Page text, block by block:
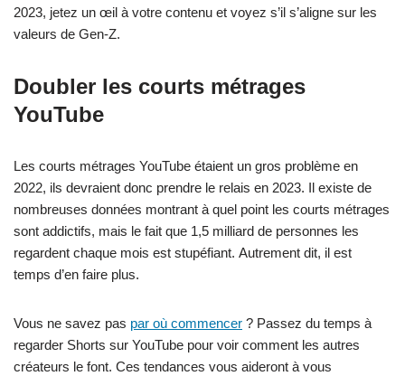
2023, jetez un œil à votre contenu et voyez s’il s’aligne sur les
valeurs de Gen-Z.
Doubler les courts métrages
YouTube
Les courts métrages YouTube étaient un gros problème en
2022, ils devraient donc prendre le relais en 2023. Il existe de
nombreuses données montrant à quel point les courts métrages
sont addictifs, mais le fait que 1,5 milliard de personnes les
regardent chaque mois est stupéfiant. Autrement dit, il est
temps d’en faire plus.
Vous ne savez pas par où commencer ? Passez du temps à
regarder Shorts sur YouTube pour voir comment les autres
créateurs le font. Ces tendances vous aideront à vous